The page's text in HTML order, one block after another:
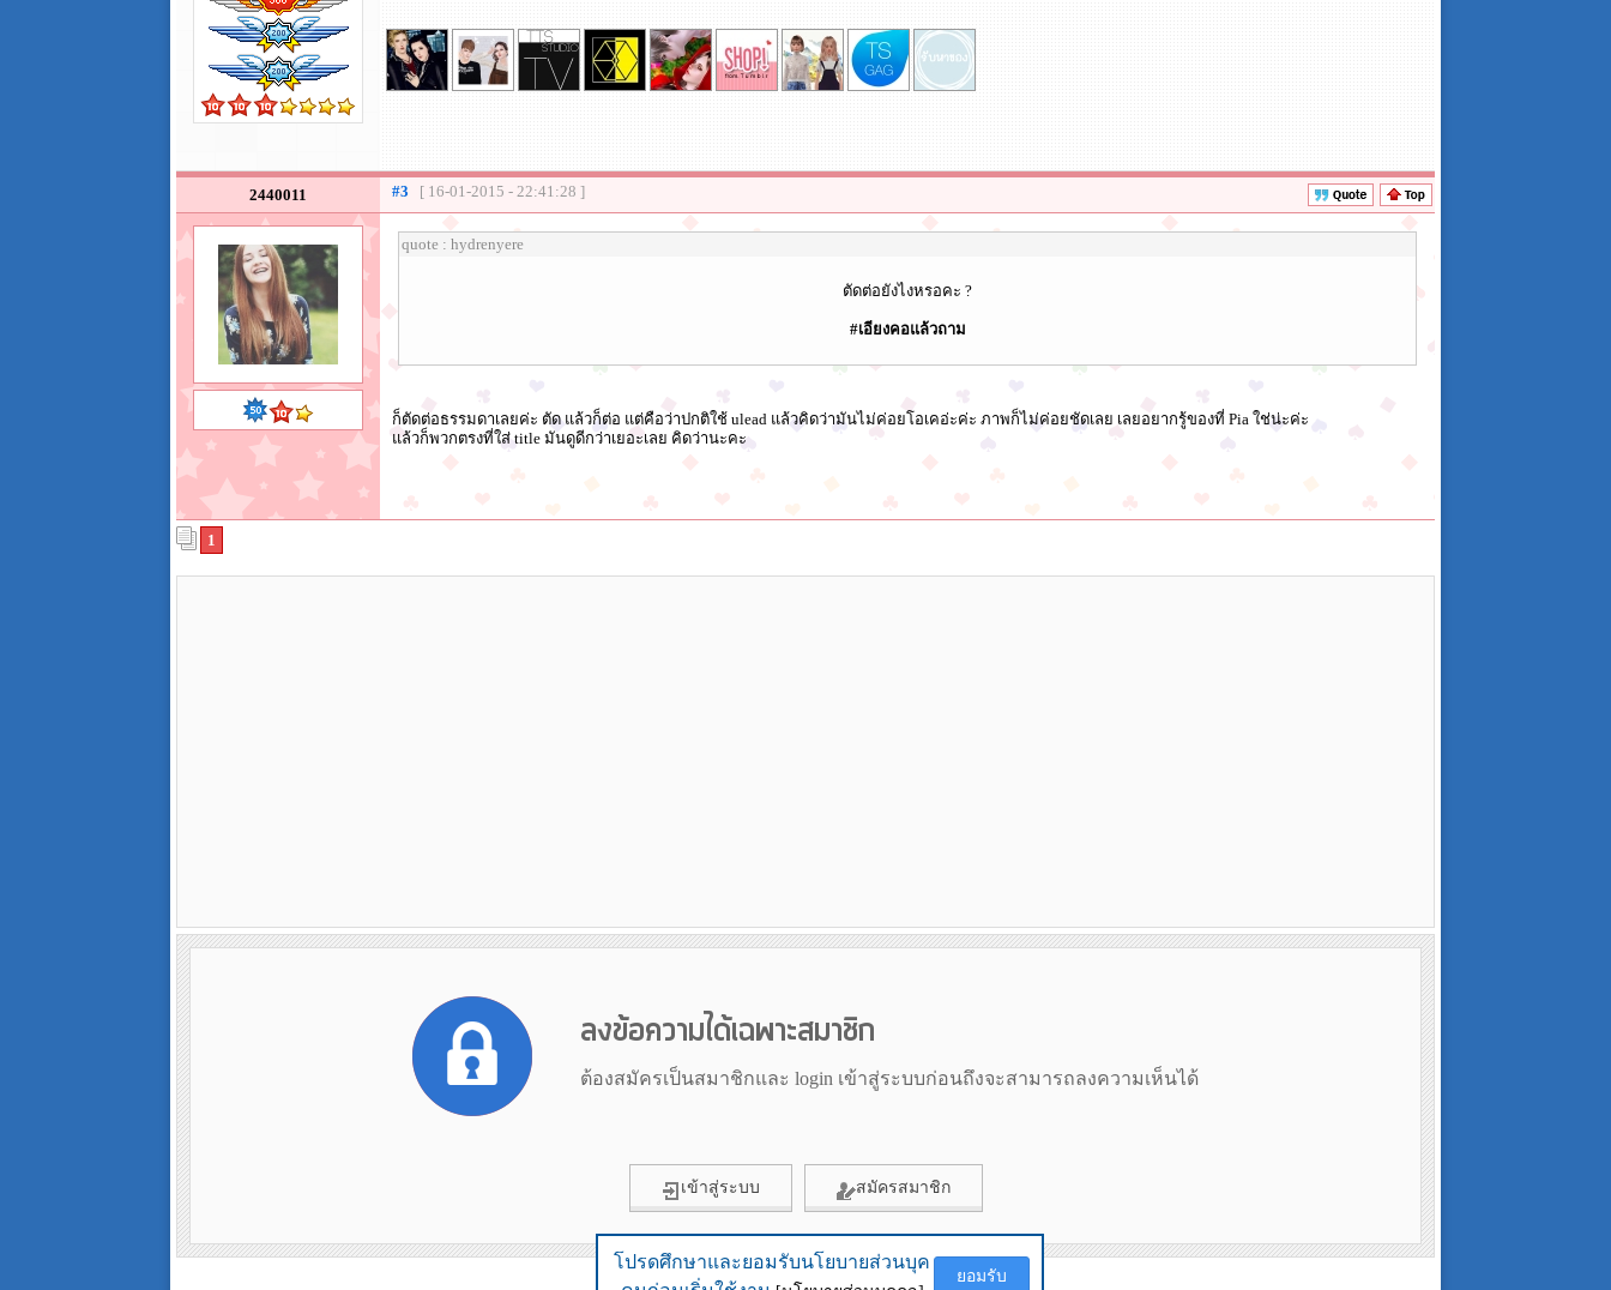
โปรดศึกษาและยอมรับนโยบายส่วนบุค
ยอมรับ
2440011 #3 [ 16-01-2015 - 22:41:28 ]
quote : hydrenyere
ตัดต่อยังไงหรอคะ ?
#เอียงคอแล้วถาม
ก็ตัดต่อธรรมดาเลยค่ะ ตัด แล้วก็ต่อ แต่คือว่าปกติใช้ ulead แล้วคิดว่ามันไม่ค่อยโอเคอ่ะค่ะ ภาพก็ไม่ค่อยชัดเลย เลยอยากรู้ของที่ Pia ใช่น่ะค่ะ
แล้วก็พวกตรงที่ใส่ title มันดูดีกว่าเยอะเลย คิดว่านะคะ
1
ลงข้อความได้เฉพาะสมาชิก
ต้องสมัครเป็นสมาชิกและ login เข้าสู่ระบบก่อนถึงจะสามารถลงความเห็นได้
เข้าสู่ระบบ สมัครสมาชิก
ข้อมูลเมื่อ 30th July 2026 10:29
โปรดศึกษาและยอมรับนโยบายส่วนบุค
ยอมรับ